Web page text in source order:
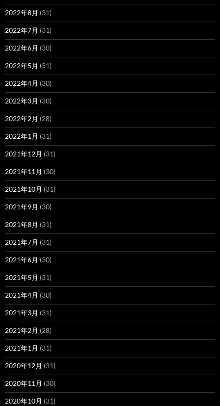
2022年8月 (31)
2022年7月 (31)
2022年6月 (30)
2022年5月 (31)
2022年4月 (30)
2022年3月 (30)
2022年2月 (28)
2022年1月 (31)
2021年12月 (31)
2021年11月 (30)
2021年10月 (31)
2021年9月 (30)
2021年8月 (31)
2021年7月 (31)
2021年6月 (30)
2021年5月 (31)
2021年4月 (30)
2021年3月 (31)
2021年2月 (28)
2021年1月 (31)
2020年12月 (31)
2020年11月 (30)
2020年10月 (31)